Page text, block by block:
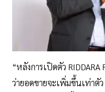
“หลังการเปิดตัว
ว่ายอดขายจะเพิ่มขึ้นเท่าตั